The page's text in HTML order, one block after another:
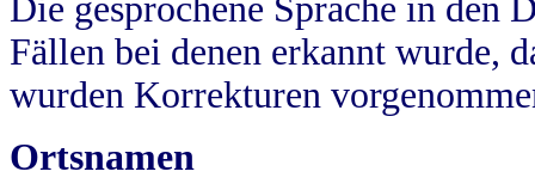
Die gesprochene Sprache in
Fällen bei denen erkannt wurde,
wurden Korrekturen
Ortsnamen